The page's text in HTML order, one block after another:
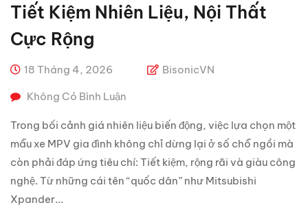
Tiết Kiệm Nhiên Liệu, Nội Thất
Cực Rộng
18 Tháng 4, 2026 BisonicVN
Không Có Bình Luận
Trong bối cảnh giá nhiên liệu biến động, việc lựa chọn một
mẫu xe MPV gia đình không chỉ dừng lại ở số chỗ ngồi mà
còn phải đáp ứng tiêu chí: Tiết kiệm, rộng rãi và giàu công
nghệ. Từ những cái tên “quốc dân” như Mitsubishi
Xpander...